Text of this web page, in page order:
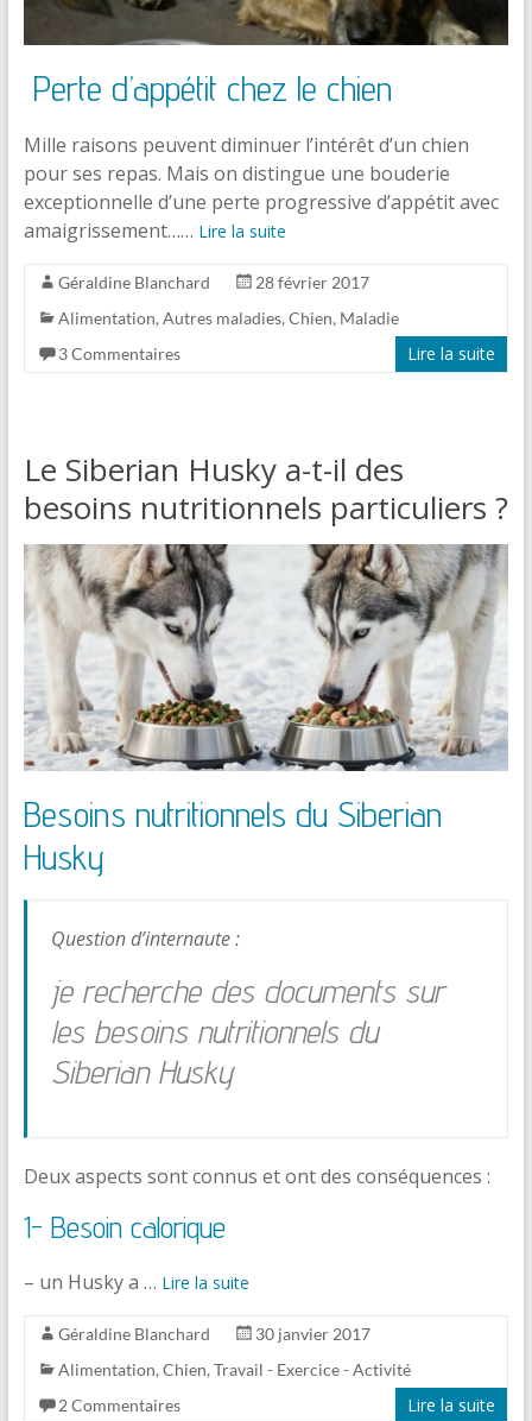
Perte d’appétit chez le chien
Mille raisons peuvent diminuer l’intérêt d’un chien
pour ses repas. Mais on distingue une bouderie
exceptionnelle d’une perte progressive d’appétit avec
amaigrissement…… Lire la suite
Géraldine Blanchard
28 février 2017
Alimentation, Autres maladies, Chien, Maladie
3 Commentaires
Lire la suite
Le Siberian Husky a-t-il des
besoins nutritionnels particuliers ?
Besoins nutritionnels du Siberian
Husky
Question d’internaute :
je recherche des documents sur
les besoins nutritionnels du
Siberian Husky
Deux aspects sont connus et ont des conséquences :
1- Besoin calorique
– un Husky a … Lire la suite
Géraldine Blanchard
30 janvier 2017
Alimentation, Chien, Travail - Exercice - Activité
2 Commentaires
Lire la suite